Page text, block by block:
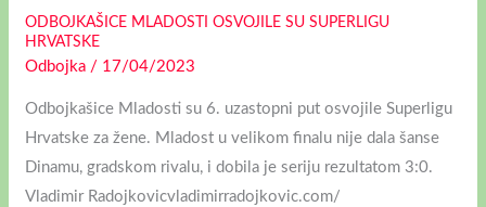
ODBOJKAŠICE MLADOSTI OSVOJILE SU SUPERLIGU
HRVATSKE
Odbojka / 17/04/2023
Odbojkašice Mladosti su 6. uzastopni put osvojile Superligu
Hrvatske za žene. Mladost u velikom finalu nije dala šanse
Dinamu, gradskom rivalu, i dobila je seriju rezultatom 3:0.
Vladimir Radojkovicvladimirradojkovic.com/